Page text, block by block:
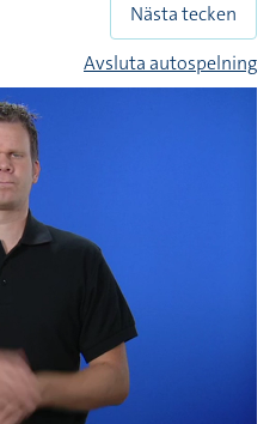
Nästa tecken
Avsluta autospelning